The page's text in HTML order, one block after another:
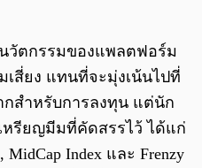
วัตกรรมของแพลตฟอร์ม
สี่ยง แทนที่จะมุ่งเน้นไปที่
กสำหรับการลงทุน แต่นัก
หรียญมีมที่คัดสรรไว้ ได้แก่
MidCap Index และ Frenzy